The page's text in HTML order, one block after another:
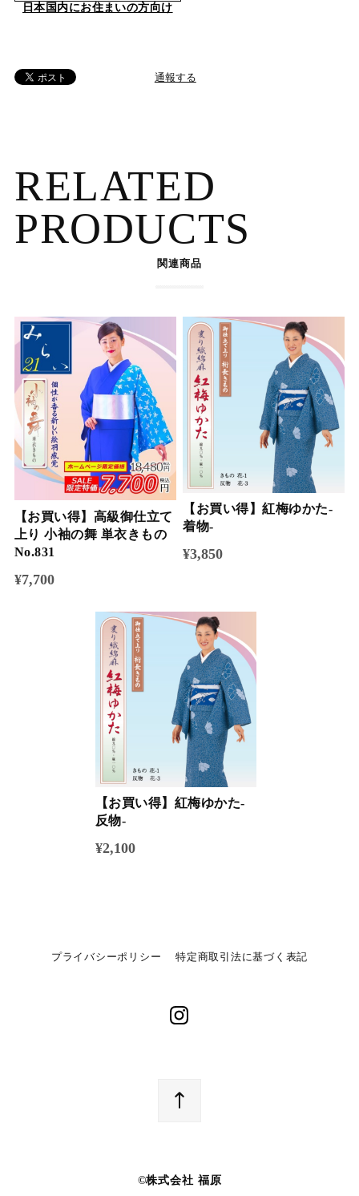
日本国内にお住まいの方向け
通報する
RELATED
PRODUCTS
関連商品
【お買い得】高級御仕立て
上り 小袖の舞 単衣きもの
No.831
¥7,700
【お買い得】紅梅ゆかた-
着物-
¥3,850
【お買い得】紅梅ゆかた-
反物-
¥2,100
プライバシーポリシー 特定商取引法に基づく表記
©︎株式会社 福原